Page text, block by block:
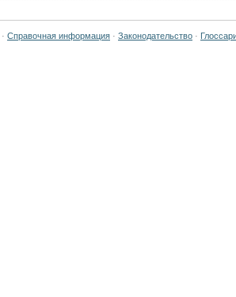
· Справочная информация · Законодательство ·